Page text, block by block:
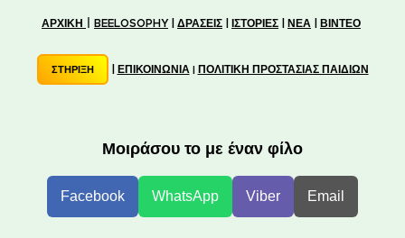
ΑΡΧΙΚΗ | BEELOSOPHY| ΔΡΑΣΕΙΣ ΙΣΤΟΡΙΕΣ ΝΕΑ ΒΙΝΤΕΟ
ΣΤΗΡΙΞΗ ΕΠΙΚΟΙΝΩΝΙΑ | ΠΟΛΙΤΙΚΗ ΠΡΟΣΤΑΣΙΑΣ ΠΑΙΔΙΩΝ
Μοιράσου το με έναν φίλο
Facebook WhatsApp Viber Email